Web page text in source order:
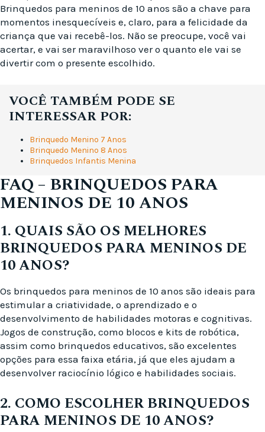
Brinquedos para meninos de 10 anos são a chave para
momentos inesquecíveis e, claro, para a felicidade da
criança que vai recebê-los. Não se preocupe, você vai
acertar, e vai ser maravilhoso ver o quanto ele vai se
divertir com o presente escolhido.
VOCÊ TAMBÉM PODE SE
INTERESSAR POR:
Brinquedo Menino 7 Anos
Brinquedo Menino 8 Anos
Brinquedos Infantis Menina
FAQ – BRINQUEDOS PARA
MENINOS DE 10 ANOS
1. QUAIS SÃO OS MELHORES
BRINQUEDOS PARA MENINOS DE
10 ANOS?
Os brinquedos para meninos de 10 anos são ideais para
estimular a criatividade, o aprendizado e o
desenvolvimento de habilidades motoras e cognitivas.
Jogos de construção, como blocos e kits de robótica,
assim como brinquedos educativos, são excelentes
opções para essa faixa etária, já que eles ajudam a
desenvolver raciocínio lógico e habilidades sociais.
2. COMO ESCOLHER BRINQUEDOS
PARA MENINOS DE 10 ANOS?